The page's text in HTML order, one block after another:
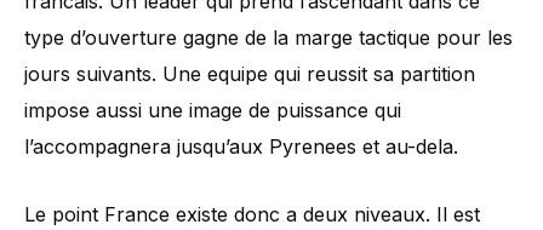
type d’ouverture gagne de la marge tactique pour les
jours suivants. Une equipe qui reussit sa partition
impose aussi une image de puissance qui
l’accompagnera jusqu’aux Pyrenees et au-dela.
Le point France existe donc a deux niveaux. Il est